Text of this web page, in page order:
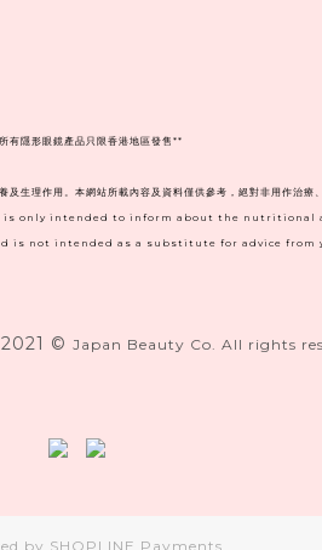
所有隱形眼鏡產品只限香港地區發售**
生理作用。本網站所載內容及資料僅供參考，絕對非用作治
only intended to inform about the nutritional
is not intended as a substitute for advice from
2021 © Japan Beauty Co. All rights
by SHOPLINE Payments